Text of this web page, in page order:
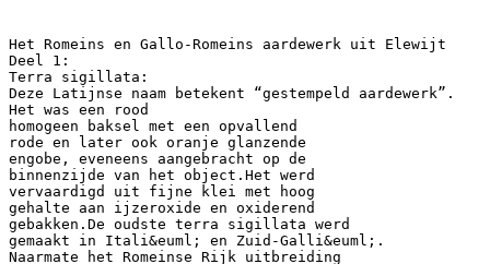
Het Romeins en Gallo-Romeins aardewerk uit Elewijt
Deel 1:
Terra sigillata:
Deze Latijnse naam betekent “gestempeld aardewerk”.
Het was een rood
homogeen baksel met een opvallend
rode en later ook oranje glanzende
engobe, eveneens aangebracht op de
binnenzijde van het object.Het werd
vervaardigd uit fijne klei met hoog
gehalte aan ijzeroxide en oxiderend
gebakken.De oudste terra sigillata werd
gemaakt in Itali&euml; en Zuid-Galli&euml;.
Naarmate het Romeinse Rijk uitbreiding